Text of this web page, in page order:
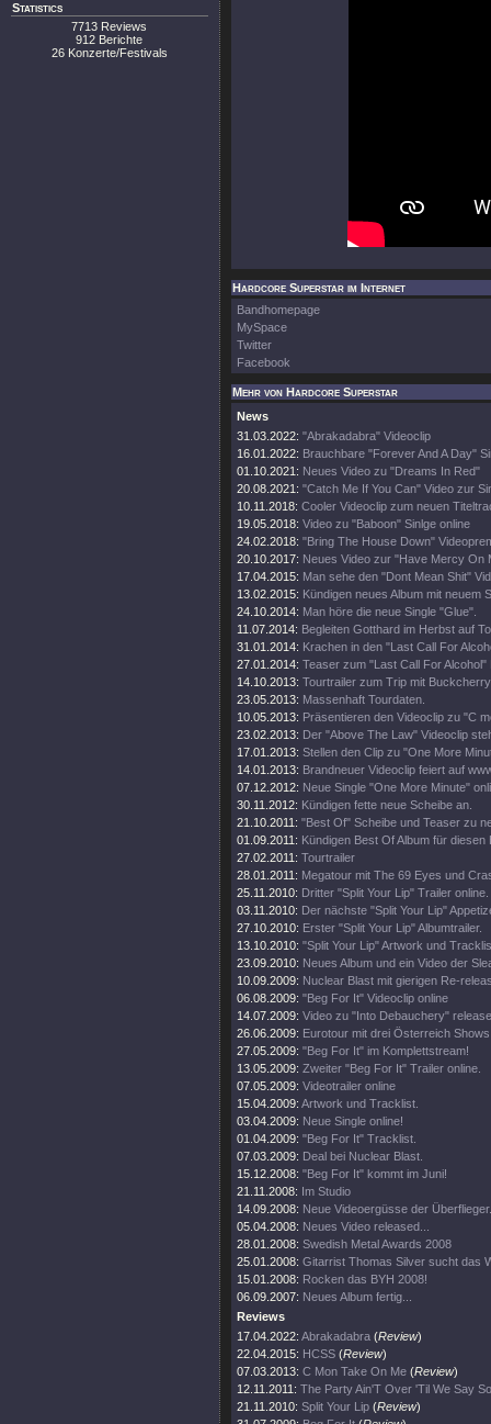
Statistics
7713 Reviews
912 Berichte
26 Konzerte/Festivals
Hardcore Superstar im Internet
Bandhomepage
MySpace
Twitter
Facebook
Mehr von Hardcore Superstar
News
31.03.2022: "Abrakadabra" Videoclip
16.01.2022: Brauchbare "Forever And A Day"
01.10.2021: Neues Video zu "Dreams In Red"
20.08.2021: "Catch Me If You Can" Video zur
10.11.2018: Cooler Videoclip zum neuen
19.05.2018: Video zu "Baboon" Sinlge online
24.02.2018: "Bring The House Down"
20.10.2017: Neues Video zur "Have Mercy On
17.04.2015: Man sehe den "Dont Mean Shit"
13.02.2015: Kündigen neues Album mit neuem
24.10.2014: Man höre die neue Single "Glue".
11.07.2014: Begleiten Gotthard im Herbst auf
31.01.2014: Krachen in den "Last Call For
27.01.2014: Teaser zum "Last Call For Alcohol"
14.10.2013: Tourtrailer zum Trip mit
23.05.2013: Massenhaft Tourdaten.
10.05.2013: Präsentieren den Videoclip zu "C
23.02.2013: Der "Above The Law" Videoclip
17.01.2013: Stellen den Clip zu "One More
14.01.2013: Brandneuer Videoclip feiert auf
07.12.2012: Neue Single "One More Minute"
30.11.2012: Kündigen fette neue Scheibe an.
21.10.2011: "Best Of" Scheibe und Teaser zu
01.09.2011: Kündigen Best Of Album für diesen
27.02.2011: Tourtrailer
28.01.2011: Megatour mit The 69 Eyes und
25.11.2010: Dritter "Split Your Lip" Trailer online.
03.11.2010: Der nächste "Split Your Lip"
27.10.2010: Erster "Split Your Lip" Albumtrailer.
13.10.2010: "Split Your Lip" Artwork und
23.09.2010: Neues Album und ein Video der
10.09.2009: Nuclear Blast mit gierigen Re-
06.08.2009: "Beg For It" Videoclip online
14.07.2009: Video zu "Into Debauchery"
26.06.2009: Eurotour mit drei Österreich
27.05.2009: "Beg For It" im Komplettstream!
13.05.2009: Zweiter "Beg For It" Trailer online.
07.05.2009: Videotrailer online
15.04.2009: Artwork und Tracklist.
03.04.2009: Neue Single online!
01.04.2009: "Beg For It" Tracklist.
07.03.2009: Deal bei Nuclear Blast.
15.12.2008: "Beg For It" kommt im Juni!
21.11.2008: Im Studio
14.09.2008: Neue Videoergüsse der Überflieger.
05.04.2008: Neues Video released...
28.01.2008: Swedish Metal Awards 2008
25.01.2008: Gitarrist Thomas Silver sucht das
15.01.2008: Rocken das BYH 2008!
06.09.2007: Neues Album fertig...
Reviews
17.04.2022: Abrakadabra (Review)
22.04.2015: HCSS (Review)
07.03.2013: C Mon Take On Me (Review)
12.11.2011: The Party Ain'T Over 'Til We Say
21.11.2010: Split Your Lip (Review)